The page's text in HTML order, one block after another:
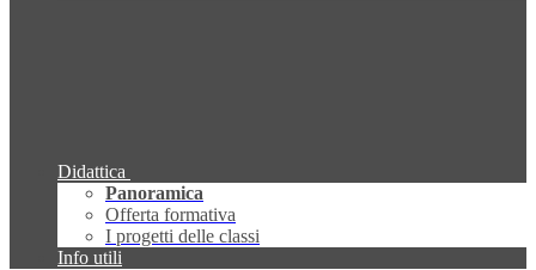
Didattica
Panoramica
Offerta formativa
I progetti delle classi
Info utili